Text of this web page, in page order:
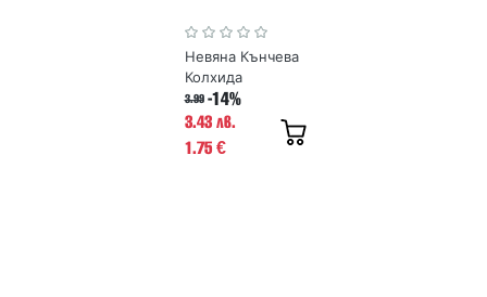
Невяна Кънчева
Колхида
3.99 -14%
3.43 лв.
1.75 €